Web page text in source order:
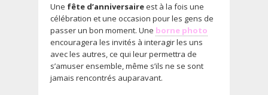
Une fête d’anniversaireest à la fois une
célébration et une occasion pour les gens de
passer un bon moment. Une borne photo
encouragera les invités à interagir les uns
avec les autres, ce qui leur permettra de
s’amuser ensemble, même s’ils ne se sont
jamais rencontrés auparavant.